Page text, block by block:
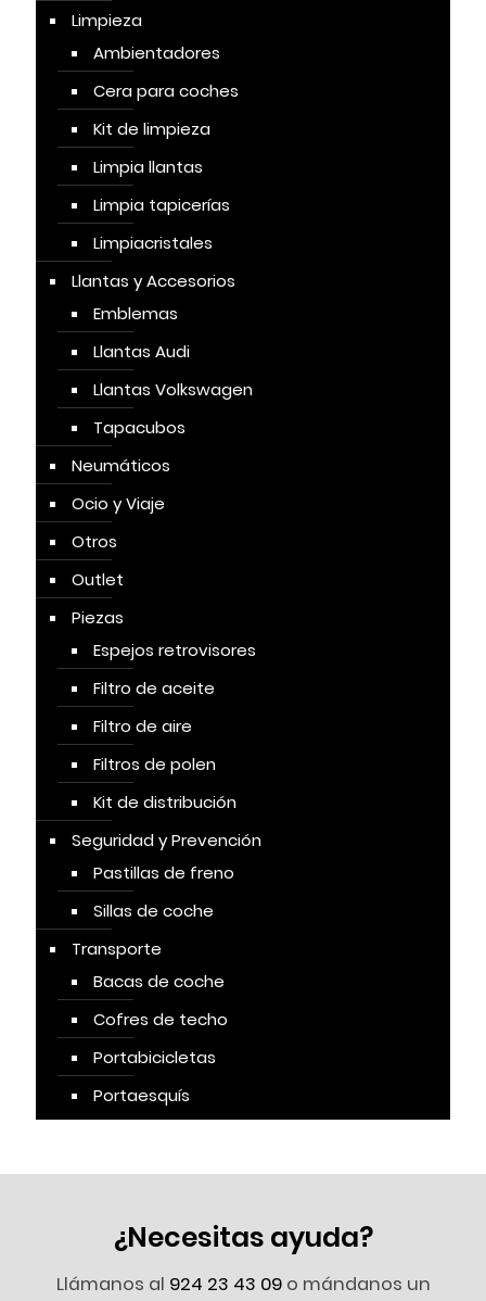
Limpieza
Ambientadores
Cera para coches
Kit de limpieza
Limpia llantas
Limpia tapicerías
Limpiacristales
Llantas y Accesorios
Emblemas
Llantas Audi
Llantas Volkswagen
Tapacubos
Neumáticos
Ocio y Viaje
Otros
Outlet
Piezas
Espejos retrovisores
Filtro de aceite
Filtro de aire
Filtros de polen
Kit de distribución
Seguridad y Prevención
Pastillas de freno
Sillas de coche
Transporte
Bacas de coche
Cofres de techo
Portabicicletas
Portaesquís
¿Necesitas ayuda?
Llámanos al 924 23 43 09o mándanos un